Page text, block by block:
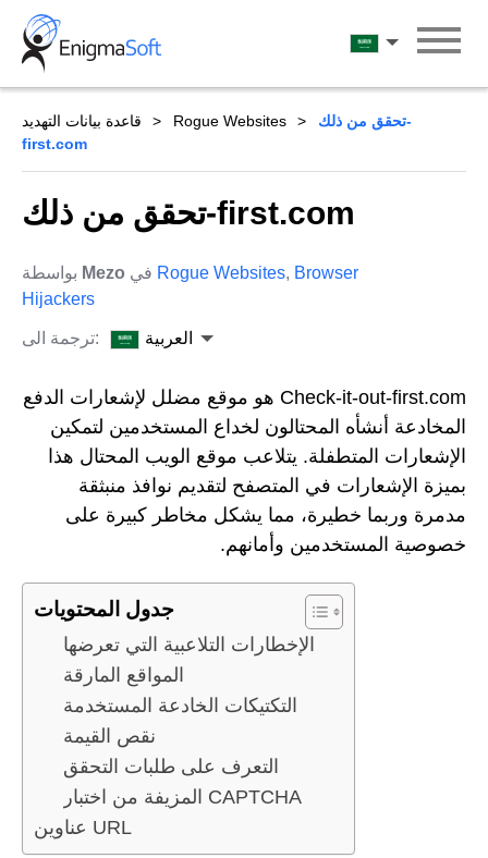
Skip
content
العربية
قاعدة بيانات التهديد Rogue Websites
تحقق من ذلك-
first.com
تحقق من ذلك-first.com
Mezo Rogue Websites, Browser
Hijackers
ترجمة الى: العربية
Check-it-out-first.com هو موقع مضلل لإشعارات الدفع
المخادعة أنشأه المحتالون لخداع المستخدمين لتمكين
الإشعارات المتطفلة. يتلاعب موقع الويب المحتال هذا
بميزة الإشعارات في المتصفح لتقديم نوافذ منبثقة
مدمرة وربما خطيرة، مما يشكل مخاطر كبيرة على
خصوصية المستخدمين وأمانهم.
جدول المحتويات
الإخطارات التلاعبية التي تعرضها
المواقع المارقة
التكتيكات الخادعة المستخدمة
نقص القيمة
التعرف على طلبات التحقق
المزيفة من اختبار CAPTCHA
عناوين URL